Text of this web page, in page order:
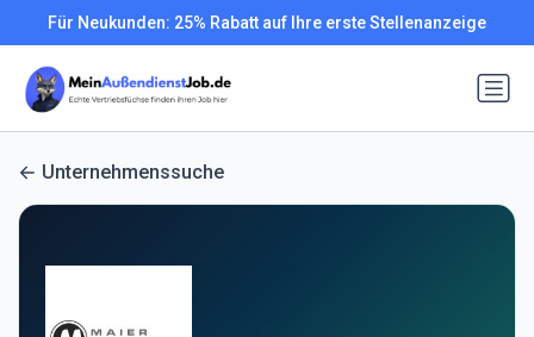
Für Neukunden: 25% Rabatt auf Ihre erste Stellenanzeige
Unternehmenssuche